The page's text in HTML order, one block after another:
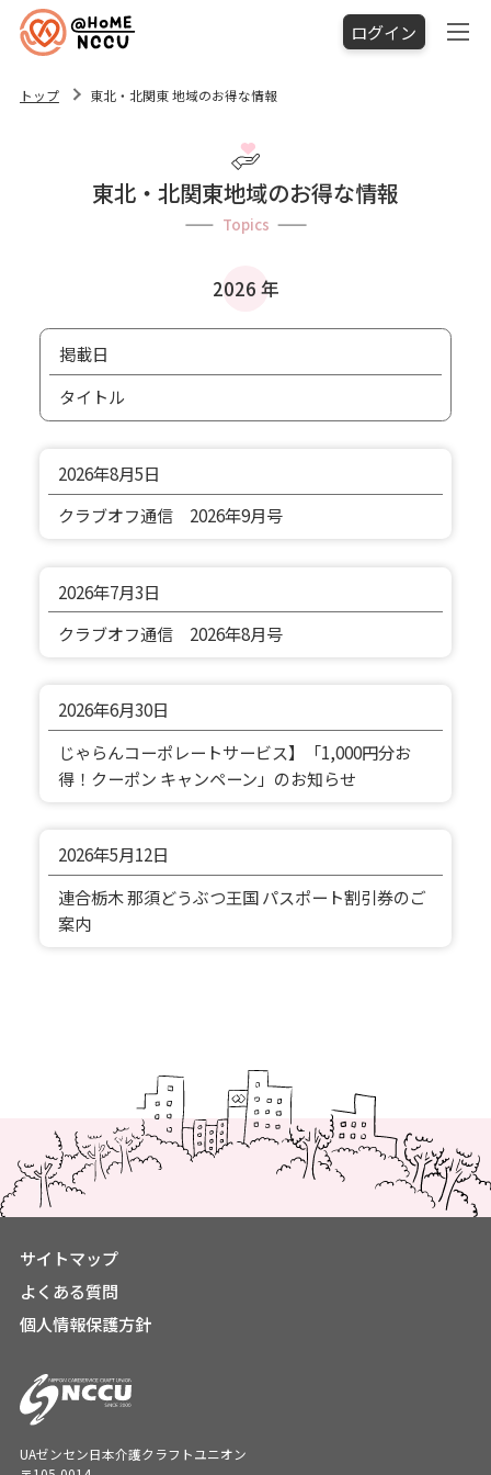
ログイン
トップ 東北・北関東 地域のお得な情報
東北・北関東地域のお得な情報
Topics
2026 年
掲載日
タイトル
2026年8月5日
クラブオフ通信 2026年9月号
2026年7月3日
クラブオフ通信 2026年8月号
2026年6月30日
じゃらんコーポレートサービス】「1,000円分お
得！クーポン キャンペーン」のお知らせ
2026年5月12日
連合栃木 那須どうぶつ王国 パスポート割引券のご
案内
サイトマップ
よくある質問
個人情報保護方針
UAゼンセン日本介護クラフトユニオン